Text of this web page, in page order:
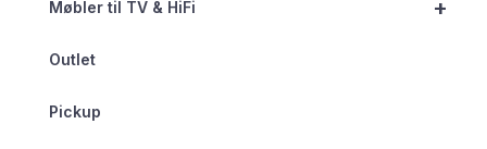
+
Møbler til TV & HiFi
Outlet
Pickup